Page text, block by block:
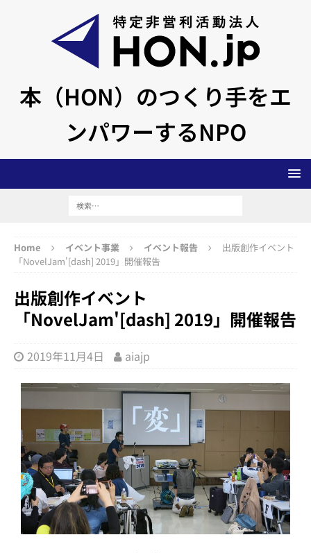
本（HON）のつくり手をエ
ンパワーするNPO
Home イベント事業 イベント報告
出版創作イベント
「NovelJam'[dash] 2019」開催報告
出版創作イベント
「NovelJam'[dash] 2019」開催報告
2019年11月4日 aiajp